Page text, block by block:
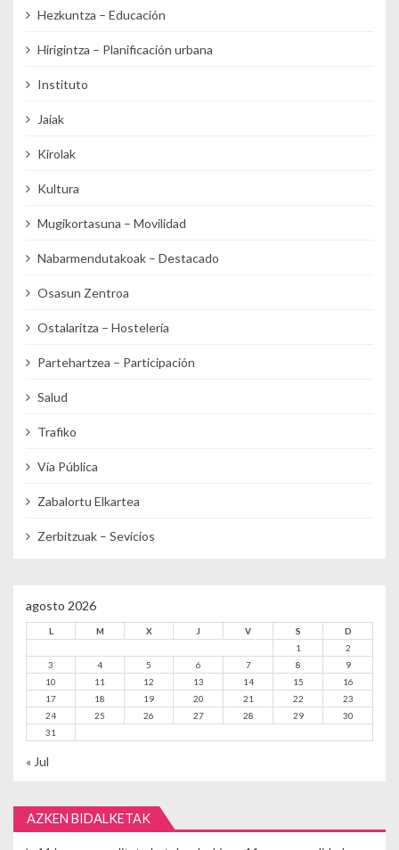
Hezkuntza – Educación
Hirigintza – Planificación urbana
Instituto
Jaiak
Kirolak
Kultura
Mugikortasuna – Movilidad
Nabarmendutakoak – Destacado
Osasun Zentroa
Ostalaritza – Hostelería
Partehartzea – Participación
Salud
Trafiko
Vía Pública
Zabalortu Elkartea
Zerbitzuak – Sevicios
agosto 2026
L M X J V S
D
1
2
3
4 5 6 7 8
9
10
11 12 13 14 15
16
17
18 19 20 21 22
23
24
25 26 27 28 29
30
31
« Jul
AZKEN BIDALKETAK